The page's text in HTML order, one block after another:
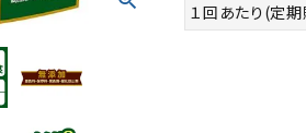
１回あたり(定